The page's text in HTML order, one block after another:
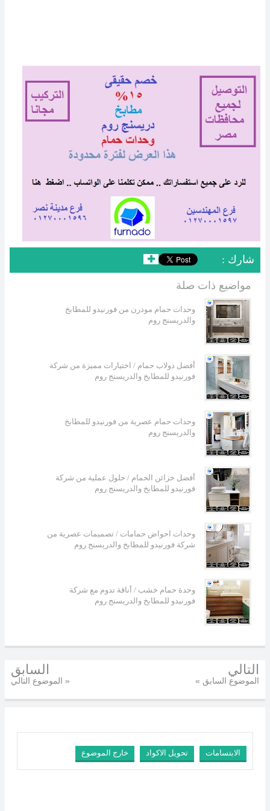
: شارك ✚
مواضيع ذات صلة
وحدات حمام مودرن من فورنيدو للمطابخ
والدريسنج روم
أفضل دولاب حمام / اختيارات مميزة من شركة
فورنيدو للمطابخ والدريسنج روم
وحدات حمام عصرية من فورنيدو للمطابخ
والدريسنج روم
أفضل خزائن الحمام / حلول عملية من شركة
فورنيدو للمطابخ والدريسنج روم
وحدات احواض حمامات / تصميمات عصرية من
شركة فورنيدو للمطابخ والدريسنج روم
وحدة حمام خشب / أناقة تدوم مع شركة
فورنيدو للمطابخ والدريسنج روم
التالي
« الموضوع السابق
السابق
الموضوع التالي »
خارج الموضوع تحويل الاكواد الابتسامات